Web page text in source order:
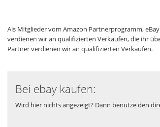
Als Mitglieder vom Amazon Partnerprogramm,
verdienen wir an qualifizierten Verkäufen, die ihr
Partner verdienen wir an qualifizierten Verkäufen.
Bei ebay kaufen:
Wird hier nichts angezeigt? Dann benutze den